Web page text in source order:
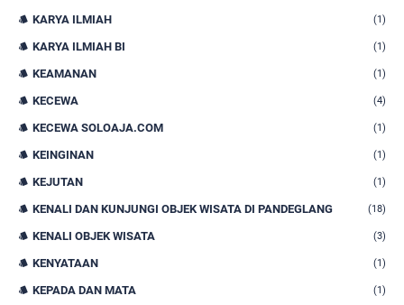
KARYA ILMIAH (1)
KARYA ILMIAH BI (1)
KEAMANAN (1)
KECEWA (4)
KECEWA SOLOAJA.COM (1)
KEINGINAN (1)
KEJUTAN (1)
KENALI DAN KUNJUNGI OBJEK WISATA DI PANDEGLANG (18)
KENALI OBJEK WISATA (3)
KENYATAAN (1)
KEPADA DAN MATA (1)